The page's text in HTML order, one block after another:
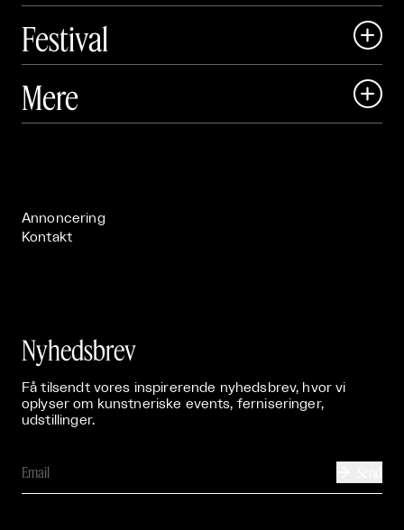
Festival

 Art Matter Festival
Mere 
Annoncering
Kontakt
Nyhedsbrev
Få tilsendt vores inspirerende nyhedsbrev, hvor vi
oplyser om kunstneriske events, ferniseringer,
udstillinger.